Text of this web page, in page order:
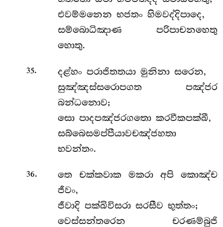
එවම්මනෙන භජතං හිමවද්දිපාදෙ,
සම්බොධිඤාණ පරිපාචනහෙතු
හොතු.
35.
දළ්හං පරාජිතතයා මුනිනා සරෙන,
සුඤ්ඤස්සරොපගත පඤ්ජර
බන්ධනොව;
සො පාදපඤ්ජරගතො කරවීකපක්ඛී,
සබ්බෙසමප්පීයාවචඤ්ජහතා
භවන්තං.
36.
තෙ චක්කවාක මකරා අපි කොඤ්ච
ජීවං,
ජීවාදි පක්ඛිවිසරා සරසීව භුත්තං;
වෙස්සන්තරෙන චරණම්බුජි